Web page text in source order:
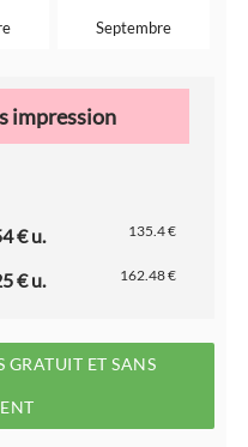
Septembre
impression
€ u. 135.4 €
€ u. 162.48 €
ET SANS